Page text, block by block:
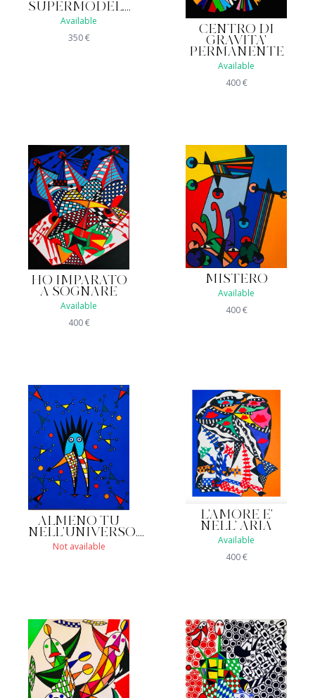
SUPERMODEL....
Available
350€
CENTRO DI
GRAVITA'
PERMANENTE
Available
400€
HO IMPARATO
A SOGNARE
Available
400€
MISTERO
Available
400€
ALMENO TU
NELL'UNIVERSO....
Not available
L'AMORE E'
NELL' ARIA
Available
400€